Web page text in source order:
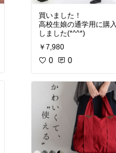
買いました！
高校生娘の通学用に購入
しました(*^^*)
￥7,980
0 0